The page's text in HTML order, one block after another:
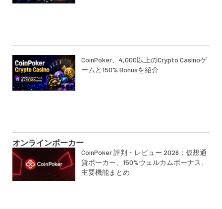
CoinPoker、4,000以上のCrypto Casinoゲ
ームと150% Bonusを紹介
オンラインポーカー
CoinPoker 評判・レビュー 2026：仮想通
貨ポーカー、150%ウェルカムボーナス、
主要機能まとめ